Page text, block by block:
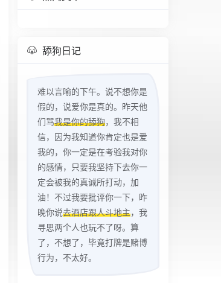
舔狗日记
难以言喻的下午。说不想你是
假的，说爱你是真的。昨天他
们骂我是你的舔狗，我不相
信，因为我知道你肯定也是爱
我的，你一定是在考验我对你
的感情，只要我坚持下去你一
定会被我的真诚所打动，加
油！不过我要批评你一下，昨
晚你说去酒店跟人斗地主，我
寻思两个人也玩不了呀。算
了，不想了，毕竟打牌是赌博
行为，不太好。